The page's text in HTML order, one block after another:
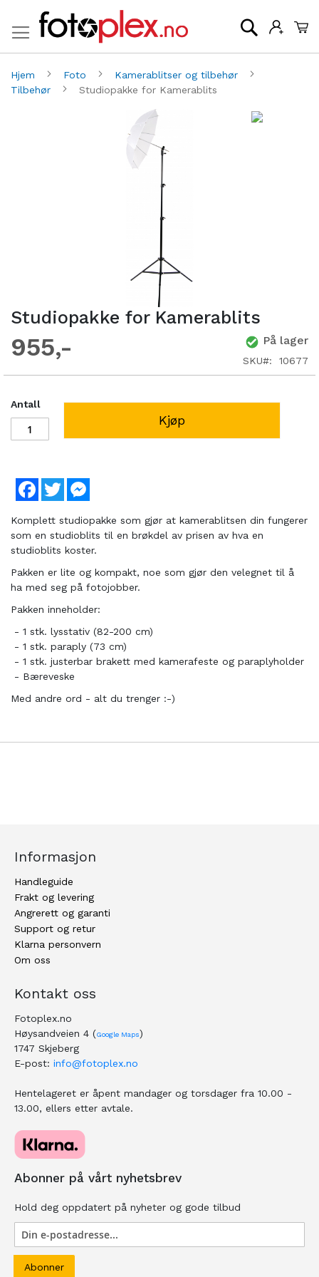
Søk
Hjem Foto
Kamerablitser og tilbehør
Tilbehør
Studiopakke for Kamerablits
Studiopakke for Kamerablits
955 På lager
SKU 10677
Antall
Kjøp
Facebook
Twitter
Komplett studiopakke som gjør at kamerablitsen din fungerer
som en studioblits til en brøkdel av prisen av hva en
studioblits koster.
Pakken er lite og kompakt, noe som gjør den velegnet til å
ha med seg på fotojobber.
Pakken inneholder:
- 1 stk. lysstativ (82-200 cm)
- 1 stk. paraply (73 cm)
- 1 stk. justerbar brakett med kamerafeste og paraplyholder
- Bæreveske
Med andre ord - alt du trenger :-)
Informasjon
Handleguide
Frakt og levering
Angrerett og garanti
Support og retur
Klarna personvern
Om oss
Kontakt oss
Fotoplex.no
Høysandveien 4 (Google Maps)
1747 Skjeberg
E-post: info@fotoplex.no
Hentelageret er åpent mandager og torsdager fra 10.00 -
13.00, ellers etter avtale.
Abonner på vårt nyhetsbrev
Hold deg oppdatert på nyheter og gode tilbud
Abonner